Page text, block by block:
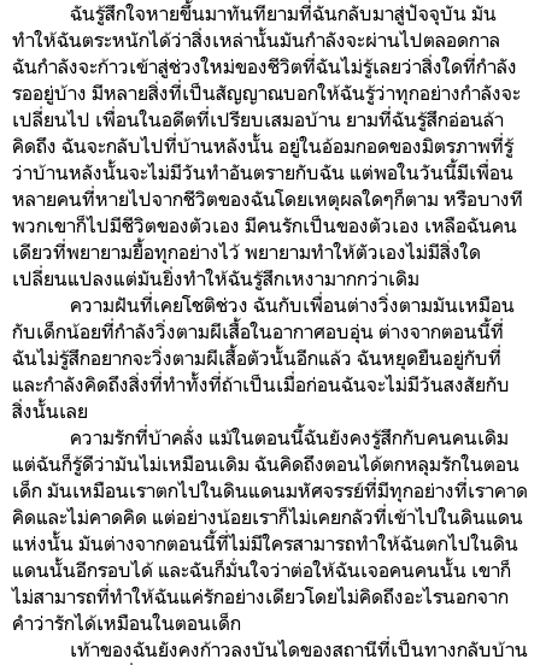
ฉันรู้สึกใจหายขึ้นมาทันทียามที่ฉันกลับมาสู่ปัจจุบัน มัน
ทำให้ฉันตระหนักได้ว่าสิ่งเหล่านั้นมันกำลังจะผ่านไปตลอดกาล
ฉันกำลังจะก้าวเข้าสู่ช่วงใหม่ของชีวิตที่ฉันไม่รู้เลยว่าสิ่งใดที่กำลัง
รออยู่บ้าง มีหลายสิ่งที่เป็นสัญญาณบอกให้ฉันรู้ว่าทุกอย่างกำลังจะ
เปลี่ยนไป เพื่อนในอดีตที่เปรียบเสมอบ้าน ยามที่ฉันรู้สึกอ่อนล้า
คิดถึง ฉันจะกลับไปที่บ้านหลังนั้น อยู่ในอ้อมกอดของมิตรภาพที่รู้
ว่าบ้านหลังนั้นจะไม่มีวันทำอันตรายกับฉัน แต่พอในวันนี้มีเพื่อน
หลายคนที่หายไปจากชีวิตของฉันโดยเหตุผลใดๆก็ตาม หรือบางที
พวกเขาก็ไปมีชีวิตของตัวเอง มีคนรักเป็นของตัวเอง เหลือฉันคน
เดียวที่พยายามยื้อทุกอย่างไว้ พยายามทำให้ตัวเองไม่มีสิ่งใด
เปลี่ยนแปลงแต่มันยิ่งทำให้ฉันรู้สึกเหงามากกว่าเดิม
ความฝันที่เคยโชติช่วง ฉันกับเพื่อนต่างวิ่งตามมันเหมือน
กับเด็กน้อยที่กำลังวิ่งตามผีเสื้อในอากาศอบอุ่น ต่างจากตอนนี้ที่
ฉันไม่รู้สึกอยากจะวิ่งตามผีเสื้อตัวนั้นอีกแล้ว ฉันหยุดยืนอยู่กับที่
และกำลังคิดถึงสิ่งที่ทำทั้งที่ถ้าเป็นเมื่อก่อนฉันจะไม่มีวันสงสัยกับ
สิ่งนั้นเลย
ความรักที่บ้าคลั่ง แม้ในตอนนี้ฉันยังคงรู้สึกกับคนคนเดิม
แต่ฉันก็รู้ดีว่ามันไม่เหมือนเดิม ฉันคิดถึงตอนได้ตกหลุมรักในตอน
เด็ก มันเหมือนเราตกไปในดินแดนมหัศจรรย์ที่มีทุกอย่างที่เราคาด
คิดและไม่คาดคิด แต่อย่างน้อยเราก็ไม่เคยกลัวที่เข้าไปในดินแดน
แห่งนั้น มันต่างจากตอนนี้ที่ไม่มีใครสามารถทำให้ฉันตกไปในดิน
แดนนั้นอีกรอบได้ และฉันก็มั่นใจว่าต่อให้ฉันเจอคนคนนั้น เขาก็
ไม่สามารถที่ทำให้ฉันแค่รักอย่างเดียวโดยไม่คิดถึงอะไรนอกจาก
คำว่ารักได้เหมือนในตอนเด็ก
เท้าของฉันยังคงก้าวลงบันไดของสถานีที่เป็นทางกลับบ้าน